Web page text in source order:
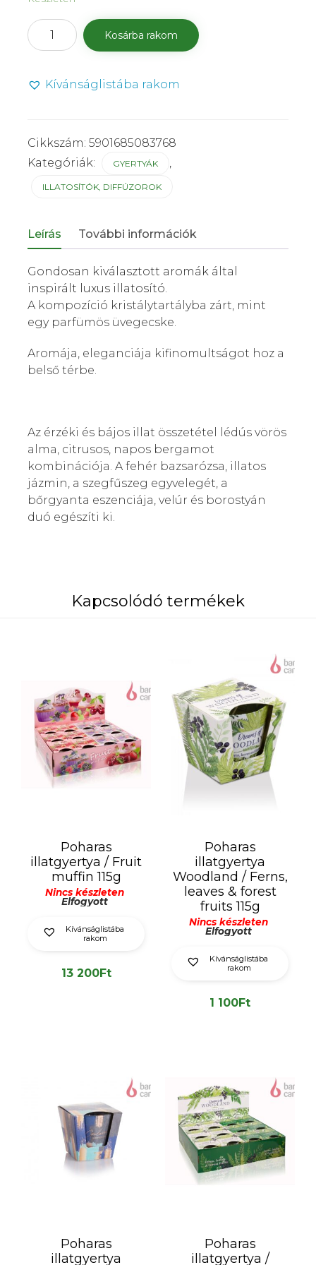
Bartek
diffúzor
díszdobozban
ml
Kosárba rakom
Kívánságlistába rakom
Cikkszám: 5901685083768
Kategóriák:
GYERTYÁK ,
ILLATOSÍTÓK, DIFFÚZOROK
Leírás További információk
Gondosan kiválasztott aromák által
inspirált luxus illatosító.
A kompozíció kristálytartályba zárt, mint
egy parfümös üvegecske.
Aromája, eleganciája kifinomultságot hoz a
belső térbe.
Az érzéki és bájos illat összetétel lédús vörös
alma, citrusos, napos bergamot
kombinációja. A fehér bazsarózsa, illatos
jázmin, a szegfűszeg egyvelegét, a
bőrgyanta eszenciája, velúr és borostyán
duó egészíti ki.
Kapcsolódó termékek
Poharas
illatgyertya / Fruit
muffin 115g
Nincs készleten
Elfogyott
Kívánságlistába
rakom
13 200Ft
Poharas
illatgyertya
Woodland / Ferns,
leaves & forest
fruits 115g
Nincs készleten
Elfogyott
Kívánságlistába
rakom
1 100Ft
Poharas
illatgyertya
Poharas
illatgyertya /